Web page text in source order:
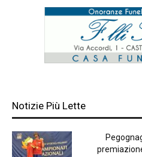
Notizie Più Lette